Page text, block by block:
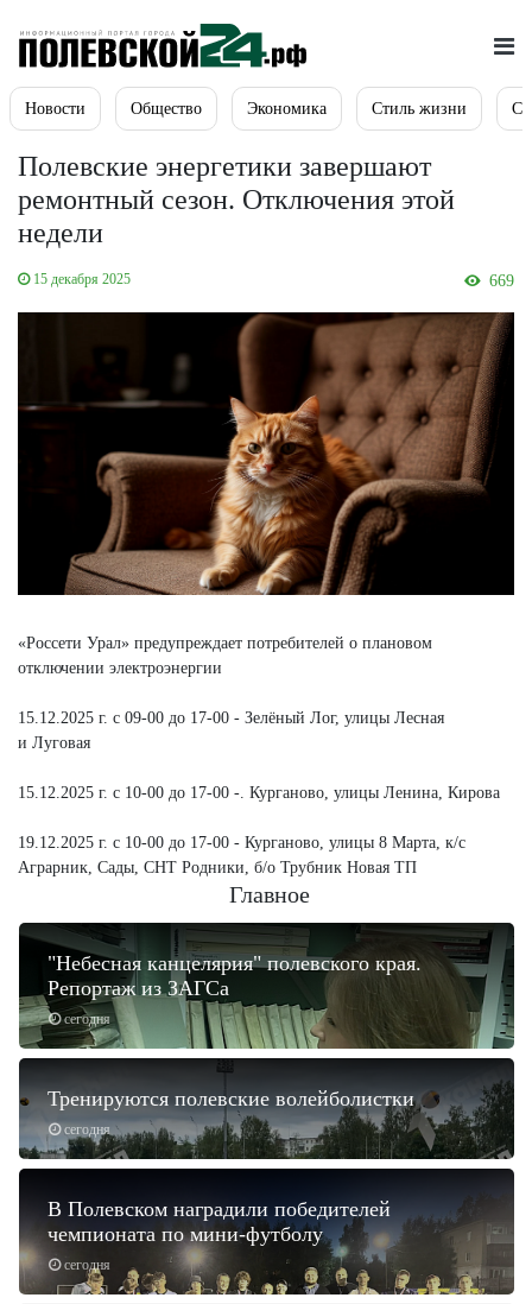
Новости Общество Экономика Стиль жизни
Полевские энергетики завершают
ремонтный сезон. Отключения этой
недели
15 декабря 2025 669
«Россети Урал» предупреждает потребителей о плановом
отключении электроэнергии
15.12.2025 г. с 09-00 до 17-00 - Зелёный Лог, улицы Лесная
и Луговая
15.12.2025 г. с 10-00 до 17-00 -. Курганово, улицы Ленина, Кирова
19.12.2025 г. с 10-00 до 17-00 - Курганово, улицы 8 Марта, к/с
Аграрник, Сады, СНТ Родники, б/о Трубник Новая ТП
Главное
сегодня
"Небесная канцелярия" полевского края.
Репортаж из ЗАГСа
сегодня
Тренируются полевские волейболистки
сегодня
В Полевском наградили победителей
чемпионата по мини-футболу